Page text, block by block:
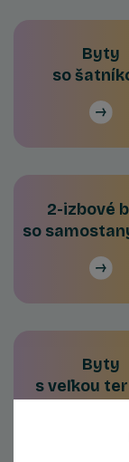
Byty
so
2-izbové
so
Byty
s veľkou